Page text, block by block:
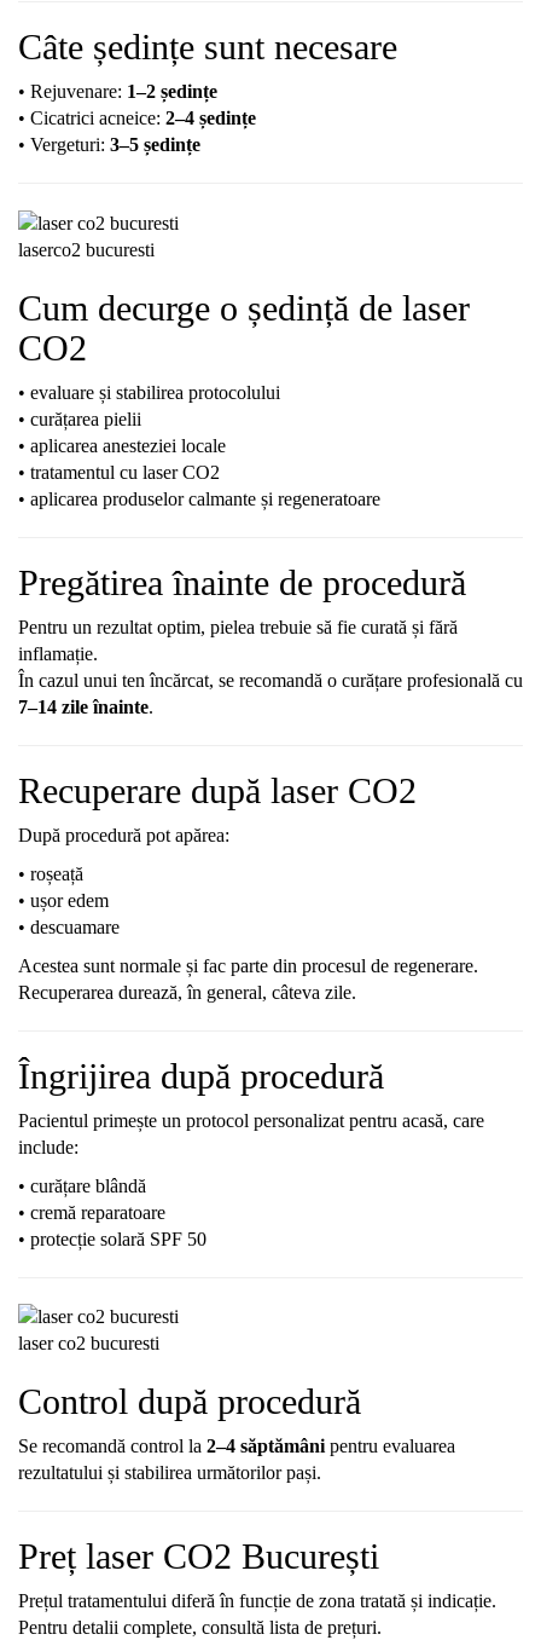
Câte ședințe sunt necesare
• Rejuvenare: 1–2 ședințe
• Cicatrici acneice: 2–4 ședințe
• Vergeturi: 3–5 ședințe
laserco2 bucuresti
Cum decurge o ședință de laser
CO2
• evaluare și stabilirea protocolului
• curățarea pielii
• aplicarea anesteziei locale
• tratamentul cu laser CO2
• aplicarea produselor calmante și regeneratoare
Pregătirea înainte de procedură
Pentru un rezultat optim, pielea trebuie să fie curată și fără
inflamație.
În cazul unui ten încărcat, se recomandă o curățare profesională cu
7–14 zile înainte.
Recuperare după laser CO2
După procedură pot apărea:
• roșeață
• ușor edem
• descuamare
Acestea sunt normale și fac parte din procesul de regenerare.
Recuperarea durează, în general, câteva zile.
Îngrijirea după procedură
Pacientul primește un protocol personalizat pentru acasă, care
include:
• curățare blândă
• cremă reparatoare
• protecție solară SPF 50
laser co2 bucuresti
Control după procedură
Se recomandă control la 2–4 săptămâni pentru evaluarea
rezultatului și stabilirea următorilor pași.
Preț laser CO2 București
Prețul tratamentului diferă în funcție de zona tratată și indicație.
Pentru detalii complete, consultă lista de prețuri.